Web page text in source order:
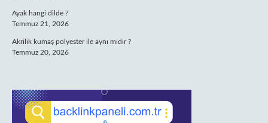
Ayak hangi dilde ?
Temmuz 21, 2026
Akrilik kumaş polyester ile aynı mıdır ?
Temmuz 20, 2026